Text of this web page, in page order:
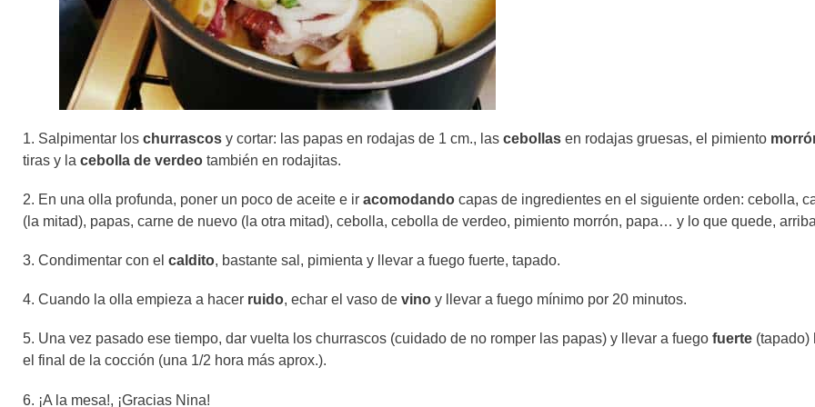
1. Salpimentar los churrascos y cortar: las papas en rodajas de 1 cm., las cebollas en rodajas gruesas, el pimiento
tiras y la cebolla de verdeo también en rodajitas.
2. En una olla profunda, poner un poco de aceite e ir acomodando capas de ingredientes en el siguiente orden: cebolla,
(la mitad), papas, carne de nuevo (la otra mitad), cebolla, cebolla de verdeo, pimiento morrón, papa… y lo que quede,
3. Condimentar con el caldito, bastante sal, pimienta y llevar a fuego fuerte, tapado.
4. Cuando la olla empieza a hacer ruido, echar el vaso de vino y llevar a fuego mínimo por 20 minutos.
5. Una vez pasado ese tiempo, dar vuelta los churrascos (cuidado de no romper las papas) y llevar a fuego fuerte (tapado)
el final de la cocción (una 1/2 hora más aprox.).
6. ¡A la mesa!, ¡Gracias Nina!